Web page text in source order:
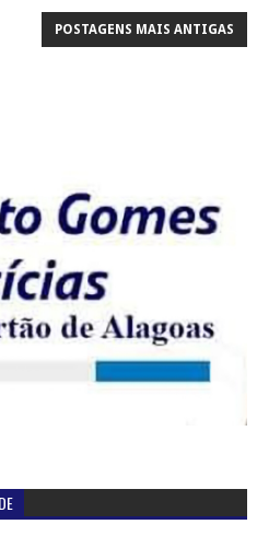
POSTAGENS MAIS ANTIGAS